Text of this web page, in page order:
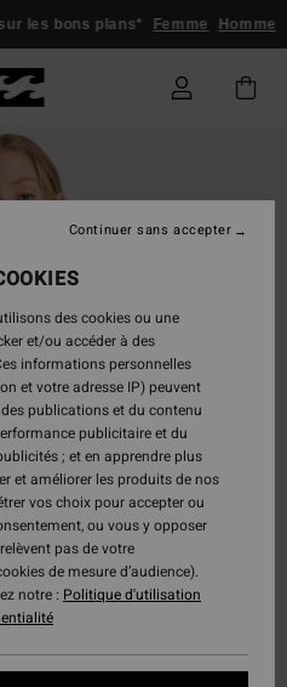
les bons plans* Femme Homme
des cookies ou une
et/ou accéder à des
informations personnelles
et votre adresse IP) peuvent
publications et du contenu
publicitaire et du
; et en apprendre plus
et améliorer les produits de nos
vos choix pour accepter ou
ou vous y opposer
pas de votre
de mesure d’audience).
notre : Politique d'utilisation
Continuer sans accepter